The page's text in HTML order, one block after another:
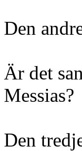
Den
Är det
Messias?
Den